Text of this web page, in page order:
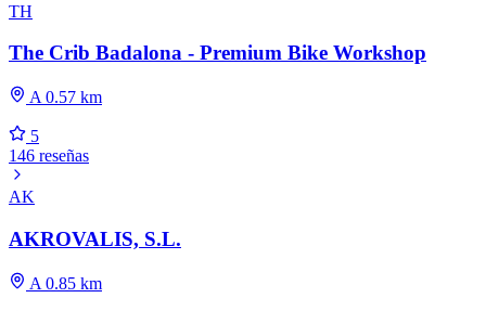
TH
The Crib Badalona - Premium Bike Workshop
A 0.57 km
5
146 reseñas
AK
AKROVALIS, S.L.
A 0.85 km